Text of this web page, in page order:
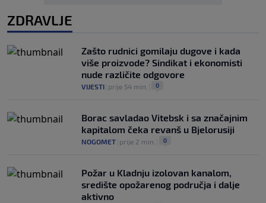
ZDRAVLJE
Zašto rudnici gomilaju dugove i kada
više proizvode? Sindikat i ekonomisti
nude različite odgovore
VIJESTI prije 54 min. 0
Borac savladao Vitebsk i sa značajnim
kapitalom čeka revanš u Bjelorusiji
NOGOMET prije 2 min. 0
Požar u Kladnju izolovan kanalom,
središte opožarenog područja i dalje
aktivno